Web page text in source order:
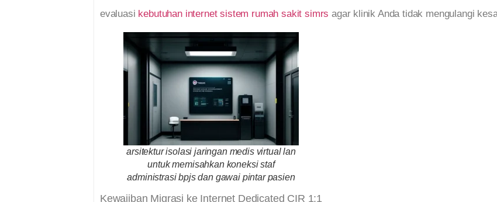
evaluasi kebutuhan internet sistem rumah sakit simrs agar klinik Anda tidak mengulangi
arsitektur isolasi jaringan medis virtual lan
untuk memisahkan koneksi staf
administrasi bpjs dan gawai pintar pasien
Kewajiban Migrasi ke Internet Dedicated CIR 1:1